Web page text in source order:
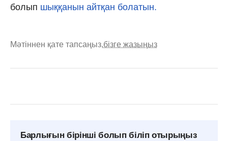
болып шыққанын айтқан болатын.
Мәтіннен қате тапсаңыз,бізге жазыңыз
Барлығын бірінші болып біліп отырыңыз